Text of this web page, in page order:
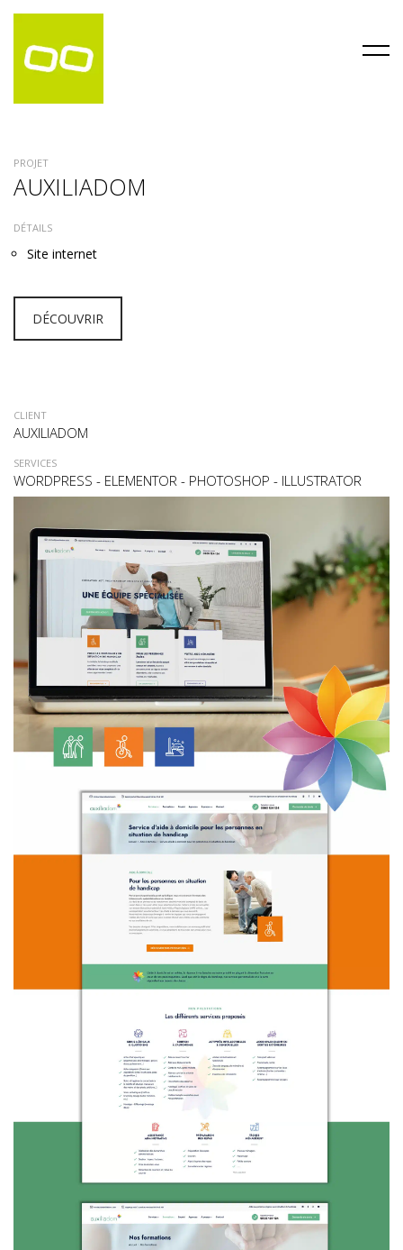
PROJET
AUXILIADOM
DÉTAILS
Site internet
DÉCOUVRIR
CLIENT
AUXILIADOM
SERVICES
WORDPRESS - ELEMENTOR - PHOTOSHOP - ILLUSTRATOR